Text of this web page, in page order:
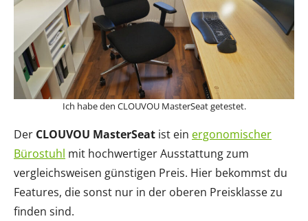
Ich habe den CLOUVOU MasterSeat getestet.
Der CLOUVOU MasterSeat ist ein ergonomischer
Bürostuhl mit hochwertiger Ausstattung zum
vergleichsweisen günstigen Preis. Hier bekommst du
Features, die sonst nur in der oberen Preisklasse zu
finden sind.